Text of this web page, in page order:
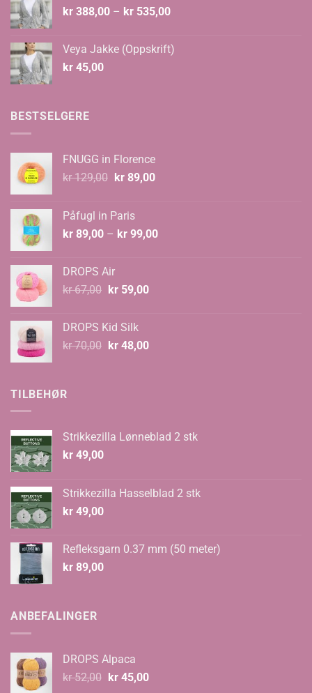
kr 388,00 – kr 535,00Prisområde:
kr 535,00
Veya Jakke (Oppskrift)
kr 45,00
BESTSELGERE
FNUGG in Florence
kr129,00 Opprinnelig
kr 129,00.
kr89,00Nåværende
Påfugl in Paris
kr 89,00 – kr 99,00Prisområde:
DROPS Air
kr67,00 Opprinnelig
kr 67,00.
kr59,00Nåværende
DROPS Kid Silk
kr70,00 Opprinnelig
kr48,00Nåværende
TILBEHØR
Strikkezilla Lønneblad 2 stk
kr 49,00
Strikkezilla Hasselblad 2 stk
kr 49,00
Refleksgarn 0.37 mm (50 meter)
kr 89,00
ANBEFALINGER
DROPS Alpaca
kr52,00 Opprinnelig
kr45,00Nåværende